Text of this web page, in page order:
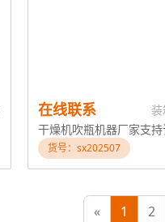
在线联系
干燥机吹瓶机器厂家支持
货号：sx202507
« 1 2